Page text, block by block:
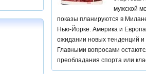
мужской
показы планируются в
Нью-Йорке. Америка и
ожидании новых тенденций и
Главными вопросами
преобладания спорта или